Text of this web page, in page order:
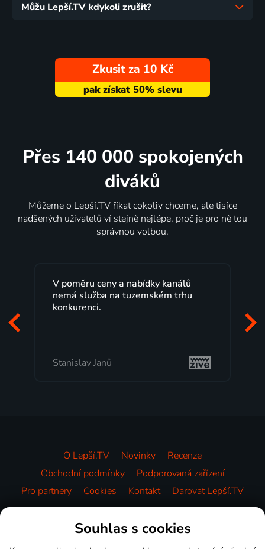
Můžu Lepší.TV kdykoli zrušit?
Zkusit za 10 Kč
Přes 140 000 spokojených
diváků
Můžeme o Lepší.TV říkat cokoliv chceme, ale tisíce
nadšených uživatelů ví stejně nejlépe, proč je pro ně tou
správnou volbou.
kanálů
trhu
Lepší.TV sleduji už několik let
maximální spokojeností.
začátek programu, to je
Milada Tomešová
O Lepší.TV Novinky
Recenze
Obchodní podmínky
Podporovaná zařízení
Pro partnery
Cookies Kontakt Darovat Lepší.TV
Videotéka
Souhlas s cookies